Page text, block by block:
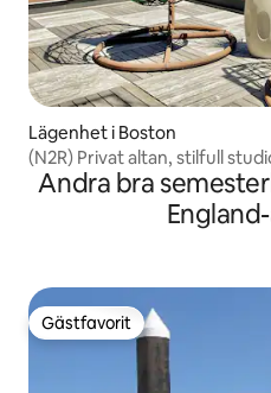
Lägenhet i Boston
(N2R) Privat altan, stilfull
Andra bra
Gästfavorit
Gästfavorit